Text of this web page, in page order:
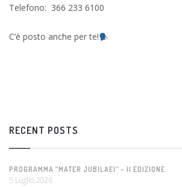
Telefono: 366 233 6100
C’è posto anche per te!
RECENT POSTS
PROGRAMMA “MATER JUBILAEI” – II EDIZIONE
5 Luglio,2026